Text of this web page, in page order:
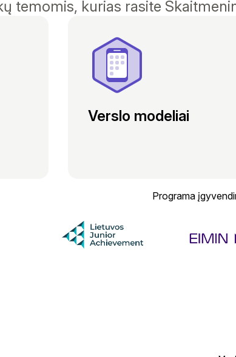
temomis, kurias rasite
Verslo modeliai
Programa